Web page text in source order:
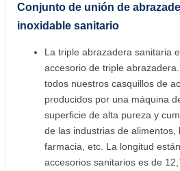
Conjunto de unión de
inoxidable sanitario
La triple abrazadera sanitaria
accesorio de triple
todos nuestros casquillos de
producidos por una máquina
superficie de alta pureza y
de las industrias de alimentos,
farmacia, etc. La longitud
accesorios sanitarios es de